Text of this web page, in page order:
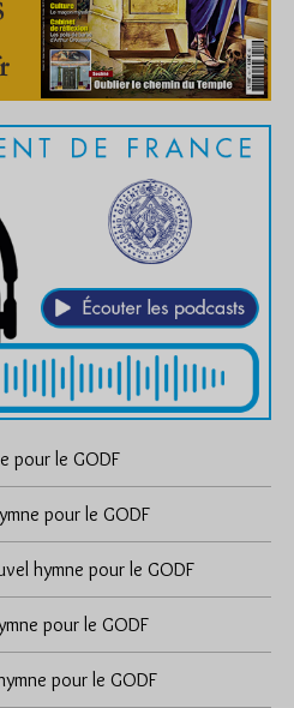
pour le GODF
pour le GODF
hymne pour le GODF
pour le GODF
pour le GODF